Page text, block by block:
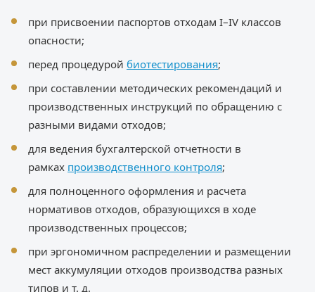
при присвоении паспортов отходам I–IV классов
опасности;
перед процедурой биотестирования;
при составлении методических рекомендаций и
производственных инструкций по обращению с
разными видами отходов;
для ведения бухгалтерской отчетности в
рамках производственного контроля;
для полноценного оформления и расчета
нормативов отходов, образующихся в ходе
производственных процессов;
при эргономичном распределении и размещении
мест аккумуляции отходов производства разных
типов и т. д.